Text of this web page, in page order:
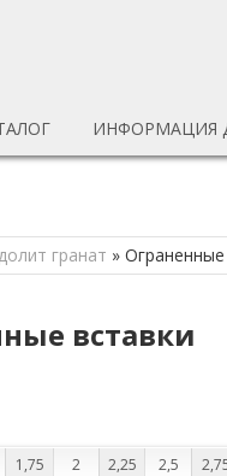
ИНФОРМАЦИЯ
гранат » Ограненные
вставки
1,75 2 2,25 2,5